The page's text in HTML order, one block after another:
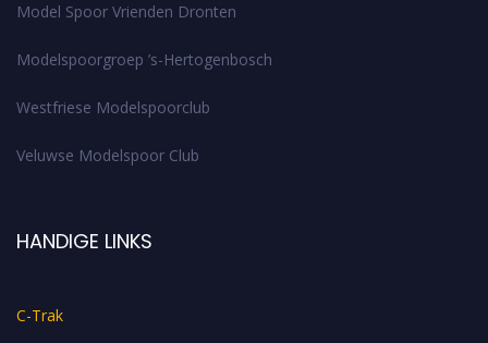
Model Spoor Vrienden Dronten
Modelspoorgroep ’s-Hertogenbosch
Westfriese Modelspoorclub
Veluwse Modelspoor Club
HANDIGE LINKS
C-Trak